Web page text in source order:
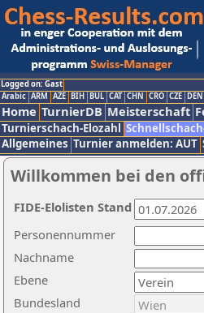
Logged on: Gast
Arabic ARM AZE BIH BUL CAT CHN CRO CZE DEN
Home TurnierDB Meisterschaft
Turnierschach-Elozahl
Allgemeines Turnier anmelden: AUT
Willkommen bei den
Nachname
Ebene
Personennummer
Bundesland
FIDE-Elolisten Stand